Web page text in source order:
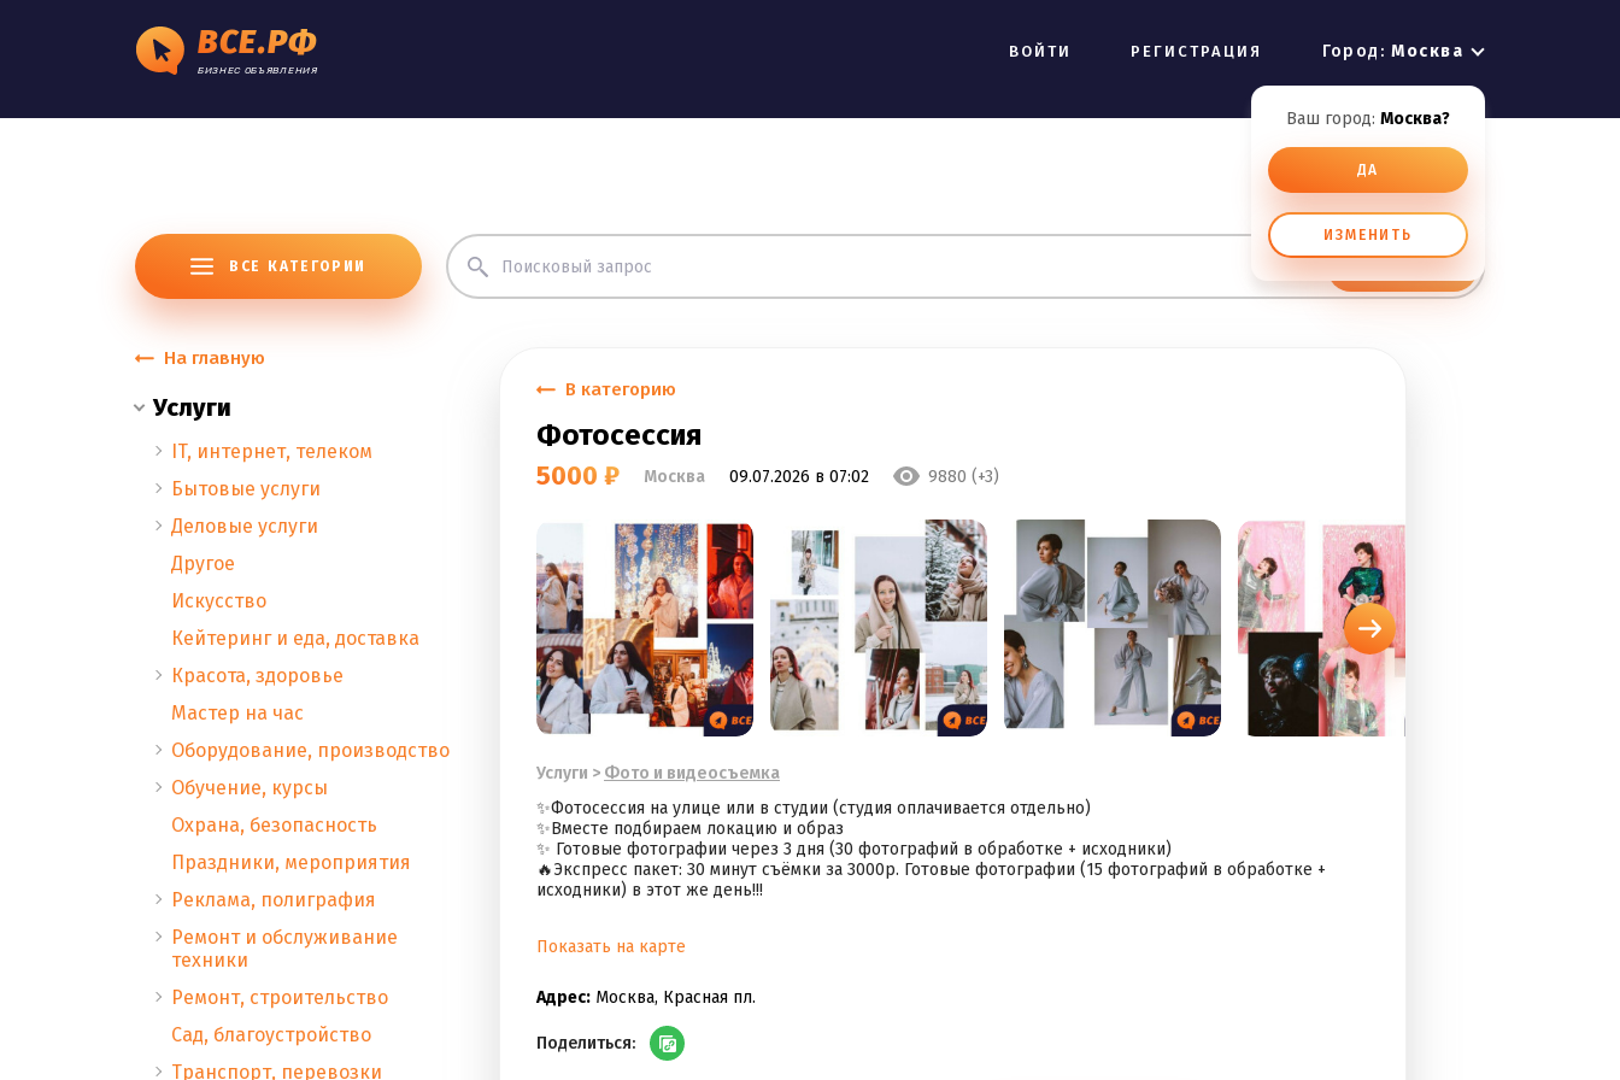
ВСЕ.РФ
БИЗНЕС ОБЪЯВЛЕНИЯ
ВОЙТИ РЕГИСТРАЦИЯ Город:Москва
Ваш город: Москва?
ДА
ИЗМЕНИТЬ
ВСЕ КАТЕГОРИИ
На главную
Услуги
IT, интернет, телеком
Бытовые услуги
Деловые услуги
Другое
Искусство
Кейтеринг и еда, доставка
Красота, здоровье
Мастер на час
Оборудование, производство
Обучение, курсы
Охрана, безопасность
Праздники, мероприятия
Реклама, полиграфия
Ремонт и обслуживание
техники
Ремонт, строительство
Сад, благоустройство
Транспорт, перевозки
В категорию
Фотосессия
5000 ₽ Москва 09.07.2026 в 07:02 9880 (+3)
Услуги > Фото и видеосъемка
✨Фотосессия на улице или в студии (студия оплачивается отдельно)
✨Вместе подбираем локацию и образ
✨ Готовые фотографии через 3 дня (30 фотографий в обработке + исходники)
🔥Экспресс пакет: 30 минут съёмки за 3000р. Готовые фотографии (15 фотографий в обработке +
исходники) в этот же день!!!
Показать на карте
Адрес: Москва, Красная пл.
Поделиться: